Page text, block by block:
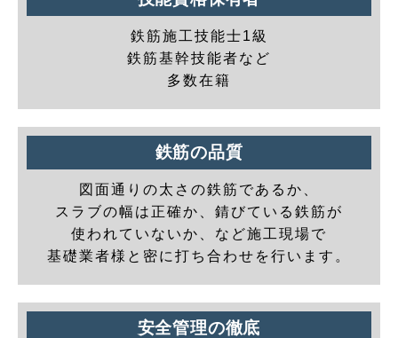
鉄筋施工技能士1級
鉄筋基幹技能者など
多数在籍
鉄筋の品質
図面通りの太さの鉄筋であるか、
スラブの幅は正確か、錆びている鉄筋が
使われていないか、など施工現場で
基礎業者様と密に打ち合わせを行います。
安全管理の徹底